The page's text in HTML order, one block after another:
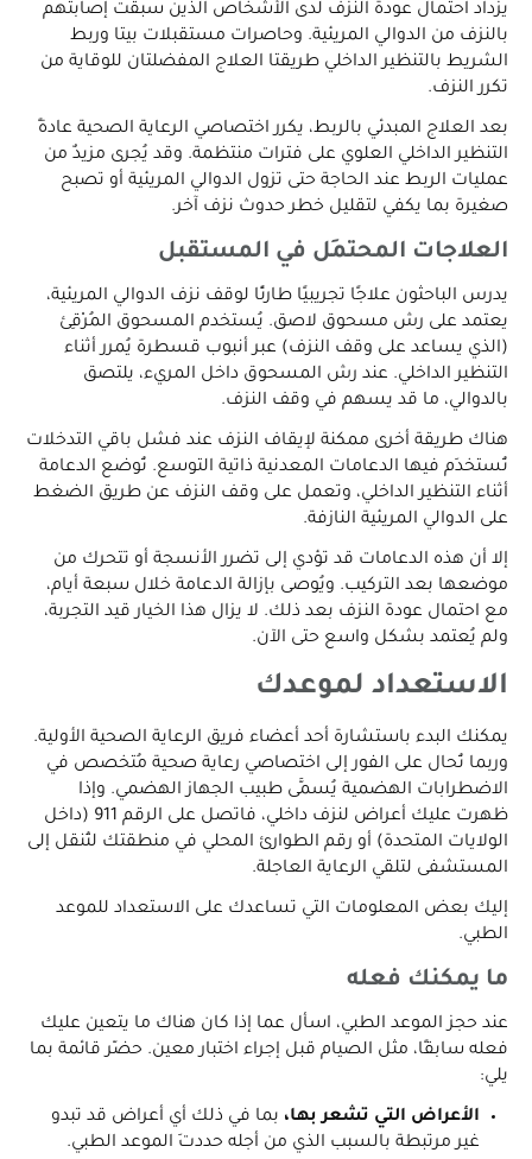
يزداد احتمال عودة النزف لدى الأشخاص الذين سبقت إصابتهم
بالنزف من الدوالي المريئية. وحاصرات مستقبلات بيتا وربط
الشريط بالتنظير الداخلي طريقتا العلاج المفضلتان للوقاية من
تكرر النزف.
بعد العلاج المبدئي بالربط، يكرر اختصاصي الرعاية الصحية عادةً
التنظير الداخلي العلوي على فترات منتظمة. وقد يُجرى مزيدٌ من
عمليات الربط عند الحاجة حتى تزول الدوالي المريئية أو تصبح
صغيرة بما يكفي لتقليل خطر حدوث نزف آخر.
العلاجات المحتمَل في المستقبل
يدرس الباحثون علاجًا تجريبيًا طارئًا لوقف نزف الدوالي المريئية،
يعتمد على رش مسحوق لاصق. يُستخدم المسحوق المُرْقِئ
(الذي يساعد على وقف النزف) عبر أنبوب قسطرة يُمرر أثناء
التنظير الداخلي. عند رش المسحوق داخل المريء، يلتصق
بالدوالي، ما قد يسهم في وقف النزف.
هناك طريقة أخرى ممكنة لإيقاف النزف عند فشل باقي التدخلات
تُستخدَم فيها الدعامات المعدنية ذاتية التوسع. تُوضع الدعامة
أثناء التنظير الداخلي، وتعمل على وقف النزف عن طريق الضغط
على الدوالي المريئية النازفة.
إلا أن هذه الدعامات قد تؤدي إلى تضرر الأنسجة أو تتحرك من
موضعها بعد التركيب. ويُوصى بإزالة الدعامة خلال سبعة أيام،
مع احتمال عودة النزف بعد ذلك. لا يزال هذا الخيار قيد التجربة،
ولم يُعتمد بشكل واسع حتى الآن.
الاستعداد لموعدك
يمكنك البدء باستشارة أحد أعضاء فريق الرعاية الصحية الأولية.
وربما تُحال على الفور إلى اختصاصي رعاية صحية مُتخصص في
الاضطرابات الهضمية يُسمَّى طبيب الجهاز الهضمي. وإذا
ظهرت عليك أعراض لنزف داخلي، فاتصل على الرقم 911 (داخل
الولايات المتحدة) أو رقم الطوارئ المحلي في منطقتك لتُنقل إلى
المستشفى لتلقي الرعاية العاجلة.
إليك بعض المعلومات التي تساعدك على الاستعداد للموعد
الطبي.
ما يمكنك فعله
عند حجز الموعد الطبي، اسأل عما إذا كان هناك ما يتعين عليك
فعله سابقًا، مثل الصيام قبل إجراء اختبار معين. حضّر قائمة بما
يلي:
الأعراض التي تشعر بها، بما في ذلك أي أعراض قد تبدو
غير مرتبطة بالسبب الذي من أجله حددتَ الموعد الطبي.